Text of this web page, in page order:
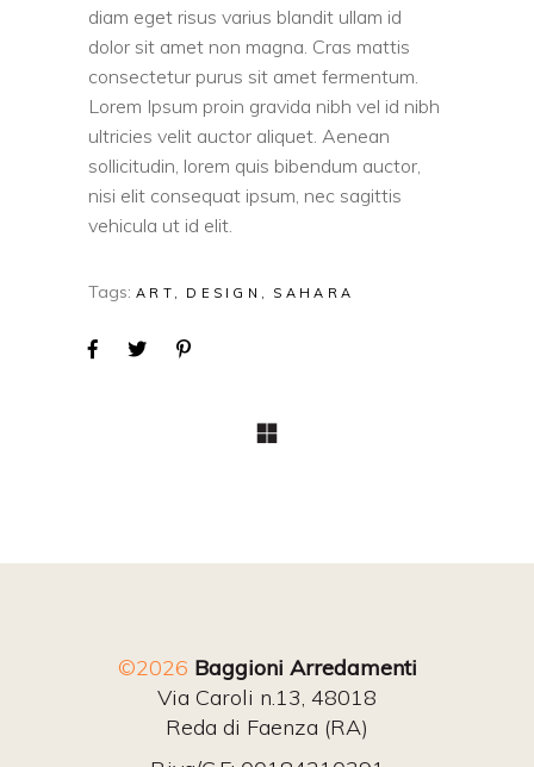
diam eget risus varius blandit ullam id
dolor sit amet non magna. Cras mattis
consectetur purus sit amet fermentum.
Lorem Ipsum proin gravida nibh vel id nibh
ultricies velit auctor aliquet. Aenean
sollicitudin, lorem quis bibendum auctor,
nisi elit consequat ipsum, nec sagittis
vehicula ut id elit.
Tags: ART DESIGN SAHARA
©2026 Baggioni Arredamenti
Via Caroli n.13, 48018
Reda di Faenza (RA)